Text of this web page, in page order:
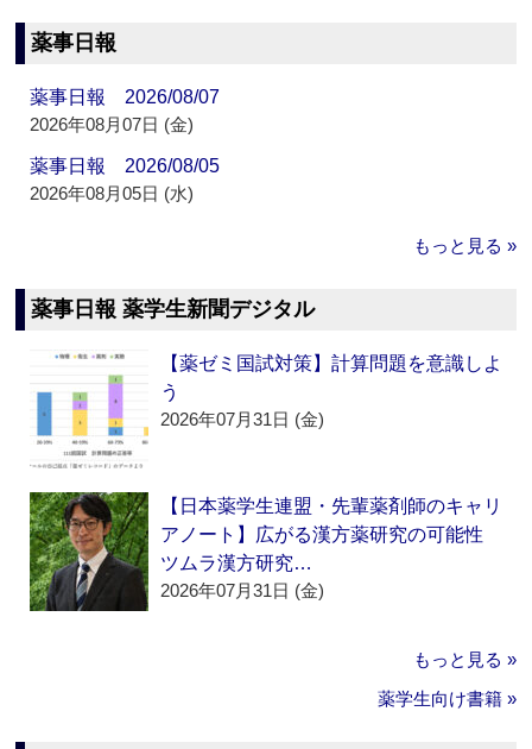
薬事日報
薬事日報 2026/08/07
2026年08月07日 (金)
薬事日報 2026/08/05
2026年08月05日 (水)
もっと見る »
薬事日報 薬学生新聞デジタル
【薬ゼミ国試対策】計算問題を意識しよ
う
2026年07月31日 (金)
【日本薬学生連盟・先輩薬剤師のキャリ
アノート】広がる漢方薬研究の可能性
ツムラ漢方研究…
2026年07月31日 (金)
もっと見る »
薬学生向け書籍 »